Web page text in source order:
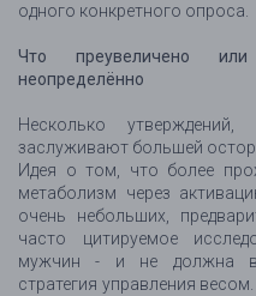
одного конкретного опроса.
Что преувеличено
неопределённо
Несколько утверждений,
заслуживают большей
Идея о том, что более
метаболизм через
очень небольших,
часто цитируемое
мужчин - и не должна
стратегия управления